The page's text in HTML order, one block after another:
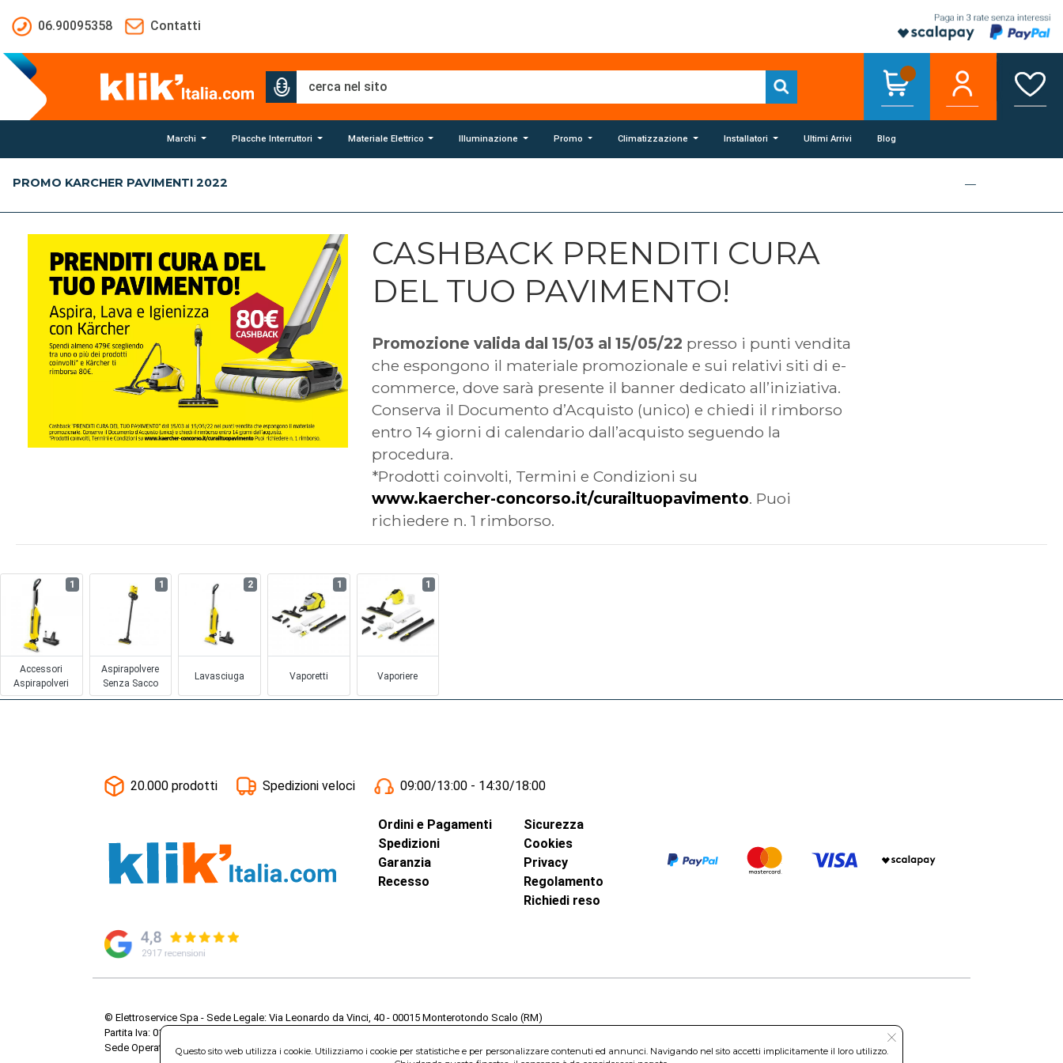
06.90095358
Contatti
Marchi Placche Interruttori Materiale Elettrico Illuminazione Promo Climatizzazione Installatori Ultimi Arrivi Blog
PROMO KARCHER PAVIMENTI 2022
CASHBACK PRENDITI CURA
DEL TUO PAVIMENTO!
Promozione valida dal 15/03 al 15/05/22 presso i punti vendita
che espongono il materiale promozionale e sui relativi siti di e-
commerce, dove sarà presente il banner dedicato all’iniziativa.
Conserva il Documento d’Acquisto (unico) e chiedi il rimborso
entro 14 giorni di calendario dall’acquisto seguendo la
procedura.
*Prodotti coinvolti, Termini e Condizioni su
www.kaercher-concorso.it/curailtuopavimento. Puoi
richiedere n. 1 rimborso.
Accessori
Aspirapolveri
1
Aspirapolvere
Senza Sacco
1
Lavasciuga
2
Vaporetti
1
Vaporiere
1
20.000 prodotti Spedizioni veloci 09:00/13:00 - 14:30/18:00
Ordini e Pagamenti
Spedizioni
Garanzia
Recesso
Sicurezza
Cookies
Privacy
Regolamento
Richiedi reso
© Elettroservice Spa - Sede Legale: Via Leonardo da Vinci, 40 - 00015 Monterotondo Scalo (RM)
Partita Iva: 01586761007 - Codice Fiscale: 06634500588 Capitale Sociale 1.600.000,00 Euro i.v. Iscritto al Registro delle Imprese di Roma REA: RM-535144
Sede Operativa: Via Leonardo da Vinci, 40 - 00015 Monterotondo Scalo (RM) - Telefono:06.90095358
Questo sito web utilizza i cookie. Utilizziamo i cookie per statistiche e per personalizzare contenuti ed annunci. Navigando nel sito accetti implicitamente il loro utilizzo.